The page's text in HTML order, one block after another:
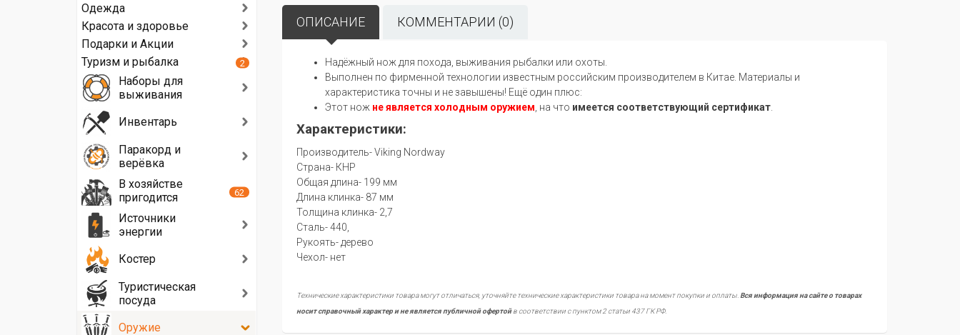
ОПИСАНИЕ КОММЕНТАРИИ (0)
Надёжный нож для похода, выживания рыбалки или охоты.
Выполнен по фирменной технологии известным российским производителем в Китае. Материалы и
характеристика точны и не завышены! Ещё один плюс:
Этот нож не является холодным оружием, на что имеется соответствующий сертификат.
Характеристики:
Производитель- Viking Nordway
Страна- КНР
Oбщая длина- 199 мм
Длина клинка- 87 мм
Толщина клинка- 2,7
Сталь- 440,
Рукоять- дерево
Чехол- нет
Технические характеристики товара могут отличаться, уточняйте технические характеристики товара на момент покупки и оплаты.Вся информация на сайте о товарах
носит справочный характер и не является публичной офертойв соответствии с пунктом 2 статьи 437 ГК РФ.
Одежда
Красота и здоровье
Подарки и Акции
Туризм и рыбалка
2
Наборы для
выживания
Инвентарь
Паракорд и
верёвка
В хозяйстве
пригодится
62
Источники
энергии
Костер
Туристическая
посуда
Оружие